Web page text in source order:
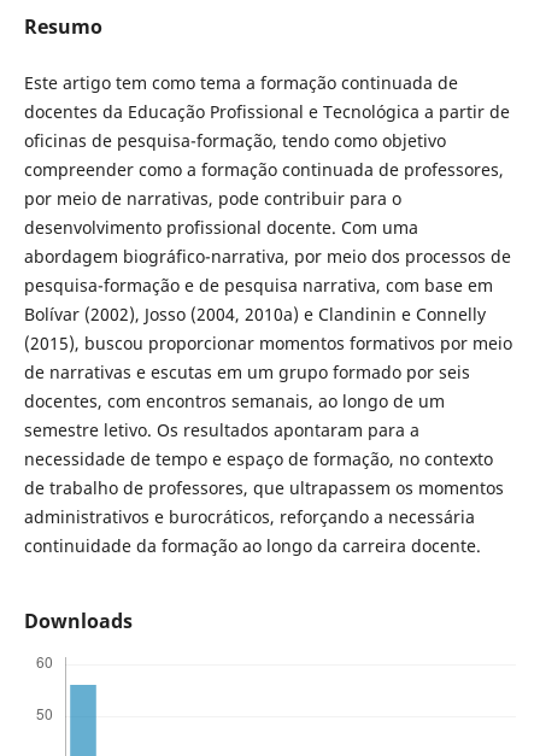
Resumo
Este artigo tem como tema a formação continuada de
docentes da Educação Profissional e Tecnológica a partir de
oficinas de pesquisa-formação, tendo como objetivo
compreender como a formação continuada de professores,
por meio de narrativas, pode contribuir para o
desenvolvimento profissional docente. Com uma
abordagem biográfico-narrativa, por meio dos processos de
pesquisa-formação e de pesquisa narrativa, com base em
Bolívar (2002), Josso (2004, 2010a) e Clandinin e Connelly
(2015), buscou proporcionar momentos formativos por meio
de narrativas e escutas em um grupo formado por seis
docentes, com encontros semanais, ao longo de um
semestre letivo. Os resultados apontaram para a
necessidade de tempo e espaço de formação, no contexto
de trabalho de professores, que ultrapassem os momentos
administrativos e burocráticos, reforçando a necessária
continuidade da formação ao longo da carreira docente.
Downloads